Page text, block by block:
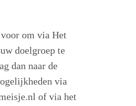
om via Het
doelgroep te
dan naar de
via
of via het